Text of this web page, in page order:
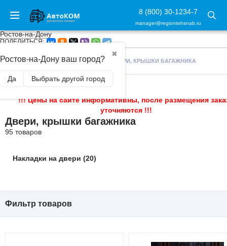
8 (800) 30-1234-7
manager@regiontehsnab.ru
Ростов-на-Дону
✖
Ростов-на-Дону ваш город?
Да Выбрать другой город
ПОДЕЛИТЬСЯ:
ГЛАВНАЯ / ВНЕШНИЙ ТЮНИНГ ДВЕРИ, КРЫШКИ БАГАЖНИКА
!!! Цены на сайте информативны, после размещения
уточняются !!!
Двери, крышки багажника
95 товаров
Накладки на двери (20)
Фильтр товаров